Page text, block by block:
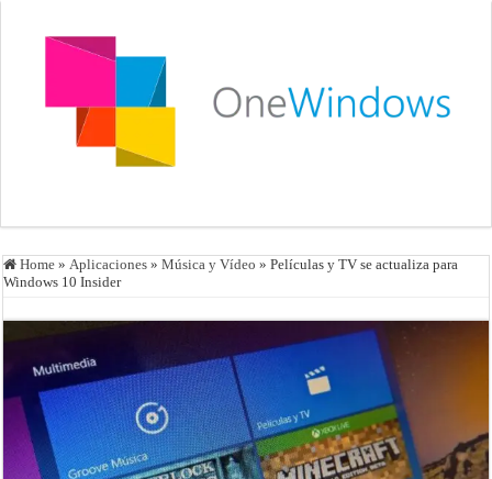
Home » Aplicaciones » Música y Vídeo » Películas y TV se actualiza para
Windows 10 Insider